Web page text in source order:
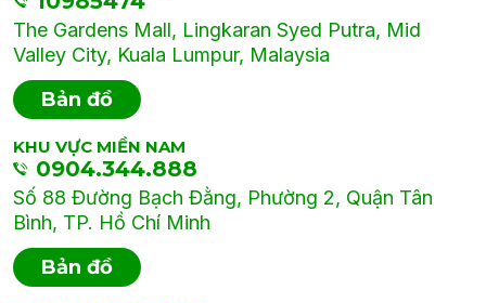
The Gardens Mall, Lingkaran Syed Putra, Mid
Valley City, Kuala Lumpur, Malaysia
Bản đồ
KHU VỰC MIỀN NAM
0904.344.888
Số 88 Đường Bạch Đằng, Phường 2, Quận Tân
Bình, TP. Hồ Chí Minh
Bản đồ